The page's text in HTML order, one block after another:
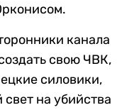
канала
свою ЧВК,
силовики,
на убийства